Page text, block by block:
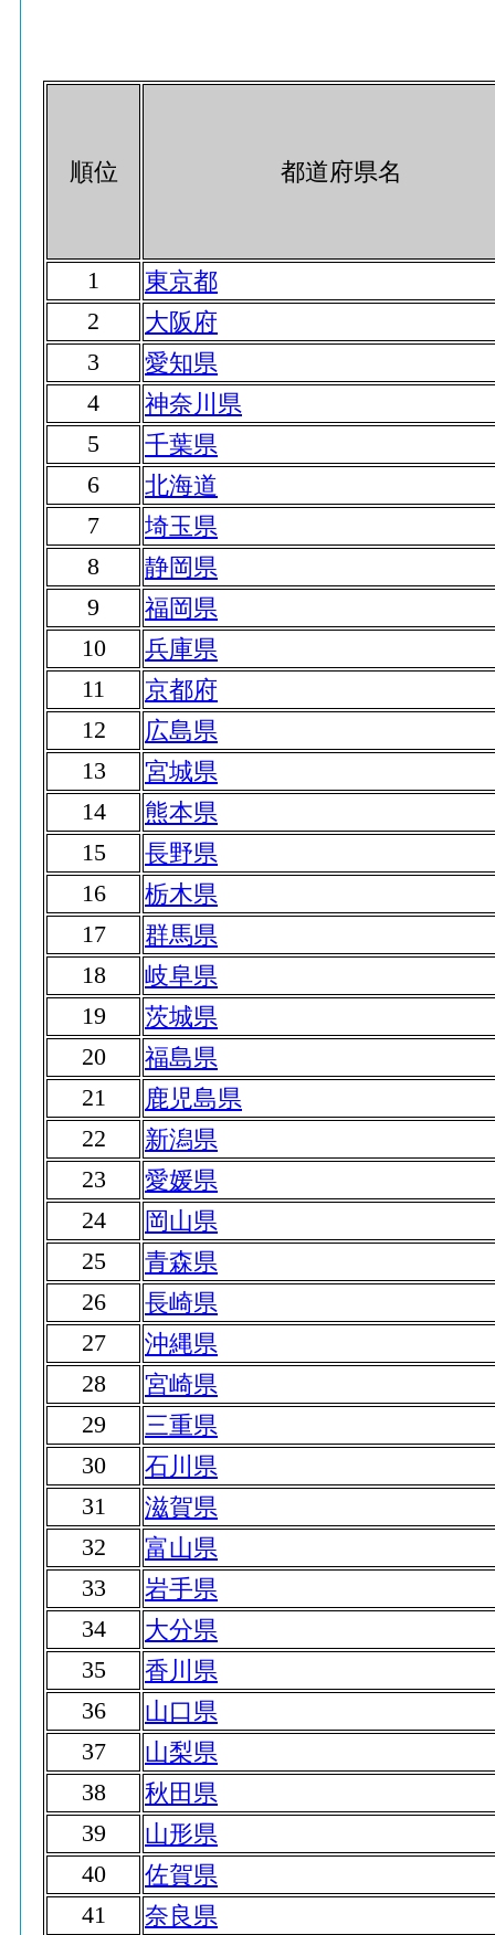
順位 都道府県名
1
東京都
2
大阪府
3
愛知県
4
神奈川県
5
千葉県
6
北海道
7
埼玉県
8
静岡県
9
福岡県
10
兵庫県
11
京都府
12
広島県
13
宮城県
14
熊本県
15
長野県
16
栃木県
17
群馬県
18
岐阜県
19
茨城県
20
福島県
21
鹿児島県
22
新潟県
23
愛媛県
24
岡山県
25
青森県
26
長崎県
27
沖縄県
28
宮崎県
29
三重県
30
石川県
31
滋賀県
32
富山県
33
岩手県
34
大分県
35
香川県
36
山口県
37
山梨県
38
秋田県
39
山形県
40
佐賀県
41
奈良県